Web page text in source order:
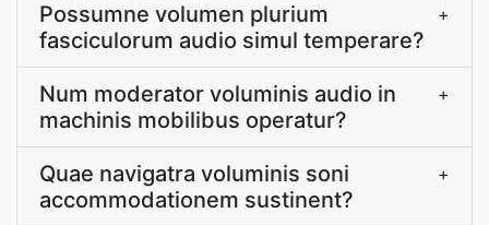
Possumne volumen plurium
fasciculorum audio simul temperare?
+
Num moderator voluminis audio in
machinis mobilibus operatur?
+
Quae navigatra voluminis soni
accommodationem sustinent?
+